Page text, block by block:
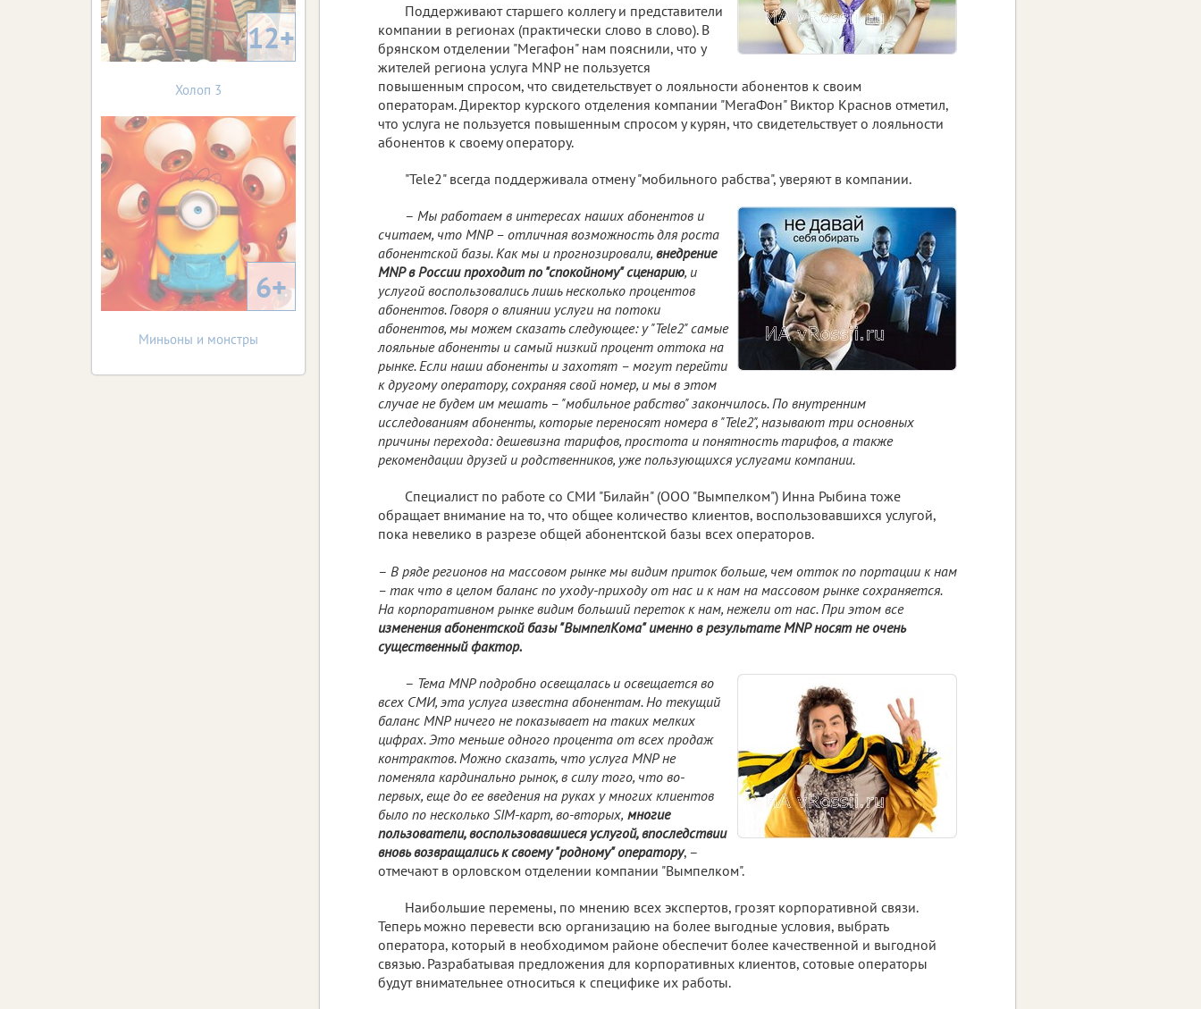
Поддерживают старшего коллегу и представители
компании в регионах (практически слово в слово). В
брянском отделении "Мегафон" нам пояснили, что у
жителей региона услуга MNP не пользуется
повышенным спросом, что свидетельствует о лояльности абонентов к своим
операторам. Директор курского отделения компании "МегаФон" Виктор Краснов отметил,
что услуга не пользуется повышенным спросом у курян, что свидетельствует о лояльности
абонентов к своему оператору.
"Tele2" всегда поддерживала отмену "мобильного рабства", уверяют в компании.
– Мы работаем в интересах наших абонентов и
считаем, что MNP – отличная возможность для роста
абонентской базы. Как мы и прогнозировали, внедрение
MNP в России проходит по "спокойному" сценарию, и
услугой воспользовались лишь несколько процентов
абонентов. Говоря о влиянии услуги на потоки
абонентов, мы можем сказать следующее: у "Tele2" самые
лояльные абоненты и самый низкий процент оттока на
рынке. Если наши абоненты и захотят – могут перейти
к другому оператору, сохраняя свой номер, и мы в этом
случае не будем им мешать – "мобильное рабство" закончилось. По внутренним
исследованиям абоненты, которые переносят номера в "Tele2", называют три основных
причины перехода: дешевизна тарифов, простота и понятность тарифов, а также
рекомендации друзей и родственников, уже пользующихся услугами компании.
Специалист по работе со СМИ "Билайн" (ООО "Вымпелком") Инна Рыбина тоже
обращает внимание на то, что общее количество клиентов, воспользовавшихся услугой,
пока невелико в разрезе общей абонентской базы всех операторов.
– В ряде регионов на массовом рынке мы видим приток больше, чем отток по портации к нам
– так что в целом баланс по уходу-приходу от нас и к нам на массовом рынке сохраняется.
На корпоративном рынке видим больший переток к нам, нежели от нас. При этом все
изменения абонентской базы "ВымпелКома" именно в результате MNP носят не очень
существенный фактор.
– Тема MNP подробно освещалась и освещается во
всех СМИ, эта услуга известна абонентам. Но текущий
баланс MNP ничего не показывает на таких мелких
цифрах. Это меньше одного процента от всех продаж
контрактов. Можно сказать, что услуга MNP не
поменяла кардинально рынок, в силу того, что во-
первых, еще до ее введения на руках у многих клиентов
было по несколько SIM-карт, во-вторых, многие
пользователи, воспользовавшиеся услугой, впоследствии
вновь возвращались к своему "родному" оператору, –
отмечают в орловском отделении компании "Вымпелком".
Наибольшие перемены, по мнению всех экспертов, грозят корпоративной связи.
Теперь можно перевести всю организацию на более выгодные условия, выбрать
оператора, который в необходимом районе обеспечит более качественной и выгодной
связью. Разрабатывая предложения для корпоративных клиентов, сотовые операторы
будут внимательнее относиться к специфике их работы.
12+
Холоп 3
6+
Миньоны и монстры